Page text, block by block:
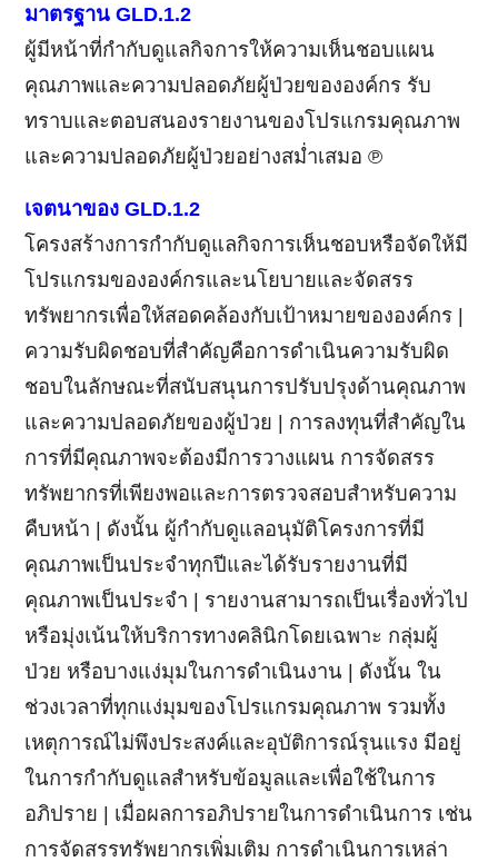
มาตรฐาน GLD.1.2
ผู้มีหน้าที่กำกับดูแลกิจการให้ความเห็นชอบแผน
คุณภาพและความปลอดภัยผู้ป่วยขององค์กร รับ
ทราบและตอบสนองรายงานของโปรแกรมคุณภาพ
และความปลอดภัยผู้ป่วยอย่างสมํ่าเสมอ ℗
เจตนาของ GLD.1.2
โครงสร้างการกำกับดูแลกิจการเห็นชอบหรือจัดให้มี
โปรแกรมขององค์กรและนโยบายและจัดสรร
ทรัพยากรเพื่อให้สอดคล้องกับเป้าหมายขององค์กร |
ความรับผิดชอบที่สำคัญคือการดำเนินความรับผิด
ชอบในลักษณะที่สนับสนุนการปรับปรุงด้านคุณภาพ
และความปลอดภัยของผู้ป่วย | การลงทุนที่สำคัญใน
การที่มีคุณภาพจะต้องมีการวางแผน การจัดสรร
ทรัพยากรที่เพียงพอและการตรวจสอบสำหรับความ
คืบหน้า | ดังนั้น ผู้กำกับดูแลอนุมัติโครงการที่มี
คุณภาพเป็นประจำทุกปีและได้รับรายงานที่มี
คุณภาพเป็นประจำ | รายงานสามารถเป็นเรื่องทั่วไป
หรือมุ่งเน้นให้บริการทางคลินิกโดยเฉพาะ กลุ่มผู้
ป่วย หรือบางแง่มุมในการดำเนินงาน | ดังนั้น ใน
ช่วงเวลาที่ทุกแง่มุมของโปรแกรมคุณภาพ รวมทั้ง
เหตุการณ์ไม่พึงประสงค์และอุบัติการณ์รุนแรง มีอยู่
ในการกำกับดูแลสำหรับข้อมูลและเพื่อใช้ในการ
อภิปราย | เมื่อผลการอภิปรายในการดำเนินการ เช่น
การจัดสรรทรัพยากรเพิ่มเติม การดำเนินการเหล่า